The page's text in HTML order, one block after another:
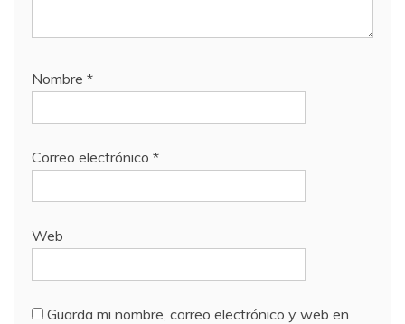
Nombre *
Correo electrónico *
Web
Guarda mi nombre, correo electrónico y web en